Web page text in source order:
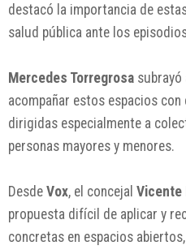
destacó la importancia de
salud pública ante los
Mercedes Torregrosa subrayó
acompañar estos espacios
dirigidas especialmente a
personas mayores y menores.
Desde Vox, el concejal Vicente
propuesta difícil de aplicar y
concretas en espacios